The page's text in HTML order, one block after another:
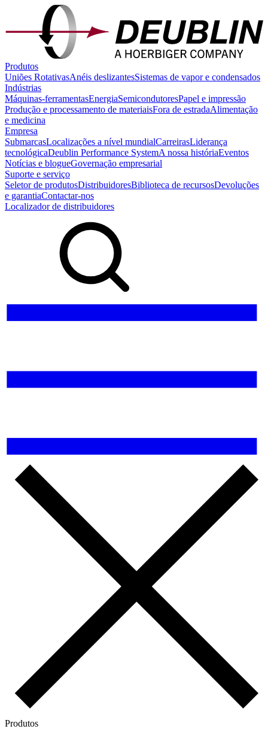
Produtos
Uniões RotativasAnéis deslizantesSistemas de vapor e condensados
Indústrias
Máquinas-ferramentasEnergiaSemicondutoresPapel e impressão
Produção e processamento de materiaisFora de estradaAlimentação
e medicina
Empresa
SubmarcasLocalizações a nível mundialCarreirasLiderança
tecnológicaDeublin Performance SystemA nossa históriaEventos
Notícias e blogueGovernação empresarial
Suporte e serviço
Seletor de produtosDistribuidoresBiblioteca de recursosDevoluções
e garantiaContactar-nos
Localizador de distribuidores
Produtos